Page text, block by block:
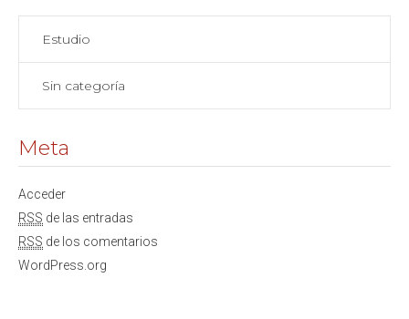
Estudio
Sin categoría
Meta
Acceder
RSS de las entradas
RSS de los comentarios
WordPress.org